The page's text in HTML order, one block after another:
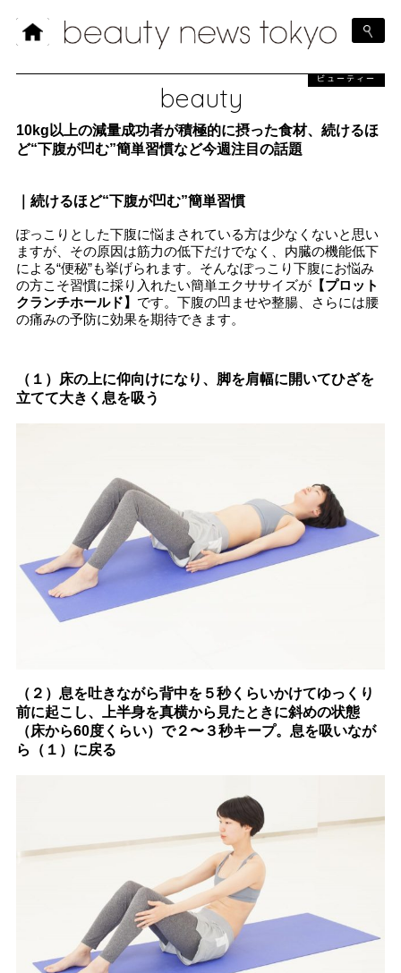
beauty
ビューティー
10kg以上の減量成功者が積極的に摂った食材、続けるほ
ど“下腹が凹む”簡単習慣など今週注目の話題
｜続けるほど“下腹が凹む”簡単習慣
ぽっこりとした下腹に悩まされている方は少なくないと思い
ますが、その原因は筋力の低下だけでなく、内臓の機能低下
による“便秘”も挙げられます。そんなぽっこり下腹にお悩み
の方こそ習慣に採り入れたい簡単エクササイズが 【プロット
クランチホールド】 です。下腹の凹ませや整腸、さらには腰
の痛みの予防に効果を期待できます。
（１）床の上に仰向けになり、脚を肩幅に開いてひざを
立てて大きく息を吸う
（２）息を吐きながら背中を５秒くらいかけてゆっくり
前に起こし、上半身を真横から見たときに斜めの状態
（床から60度くらい）で２〜３秒キープ。息を吸いなが
ら（１）に戻る